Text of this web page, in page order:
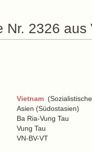
Nr. 2326 aus
Vietnam
Asien (Südostasien)
Ba Ria-Vung Tau
Vung Tau
VN-BV-VT